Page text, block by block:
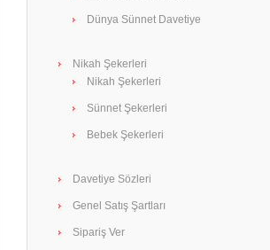
Dünya Sünnet Davetiye
Nikah Şekerleri
Nikah Şekerleri
Sünnet Şekerleri
Bebek Şekerleri
Davetiye Sözleri
Genel Satış Şartları
Sipariş Ver